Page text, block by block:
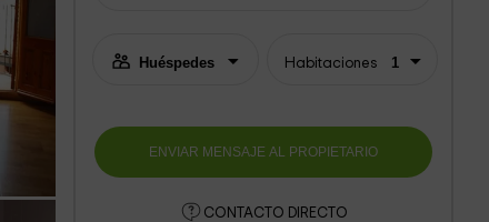
Habitaciones
CONTACTO DIRECTO